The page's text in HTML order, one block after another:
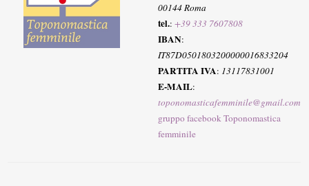
00144 Roma
tel.:+39 333 7607808
IBAN:
IT87D0501803200000016833204
PARTITA IVA: 13117831001
E-MAIL:
toponomasticafemminile@gmail.com
gruppo facebook Toponomastica
femminile